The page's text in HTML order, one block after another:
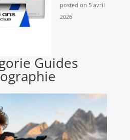
posted on 5 avril
2026
Guides